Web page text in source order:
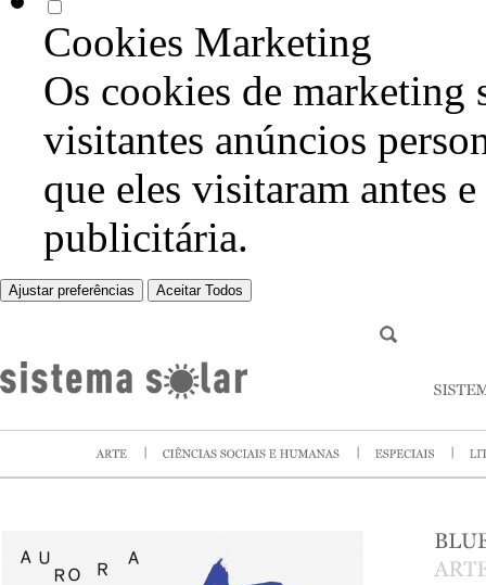
Cookies Marketing
Os cookies de marketing
visitantes anúncios
que eles visitaram antes
publicitária.
Ajustar preferências Aceitar Todos